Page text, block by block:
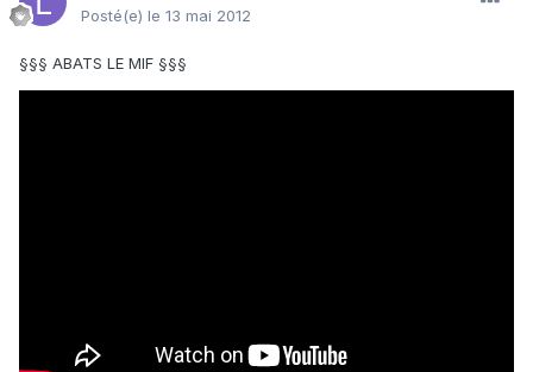
Posté(e) le 13 mai 2012
§§§ ABATS LE MIF §§§